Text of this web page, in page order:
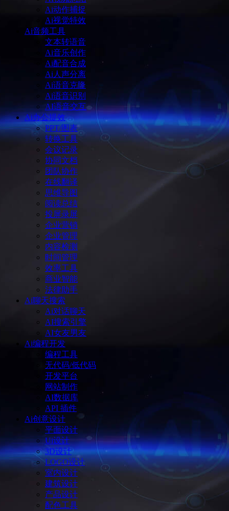
Ai动作捕捉
Ai视觉特效
Ai音频工具
文本转语音
Ai音乐创作
Ai配音合成
Ai人声分离
Ai语音克隆
Ai语音识别
AI语音交互
Ai办公提效
PPT/图表
转换工具
会议记录
协同文档
团队协作
在线翻译
思维导图
阅读总结
投屏录屏
企业营销
企业管理
内容检测
时间管理
效率工具
商业智能
法律助手
Ai聊天搜索
Ai对话聊天
AI搜索引擎
AI女友男友
Ai编程开发
编程工具
无代码/低代码
开发平台
网站制作
AI数据库
API 插件
Ai创意设计
平面设计
Ui设计
3D设计
LOGO设计
室内设计
建筑设计
产品设计
配色工具